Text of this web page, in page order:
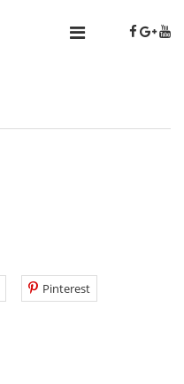
Pinterest